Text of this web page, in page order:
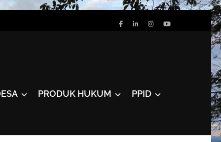
PRODUK HUKUM PPID